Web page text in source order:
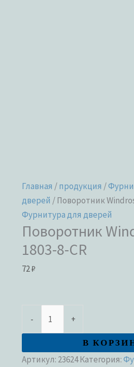
Главная /продукция /
дверей / Поворотник
Фурнитура для дверей
Поворотник
1803-8-CR
72₽
- +
В
Артикул: 23624Категория: